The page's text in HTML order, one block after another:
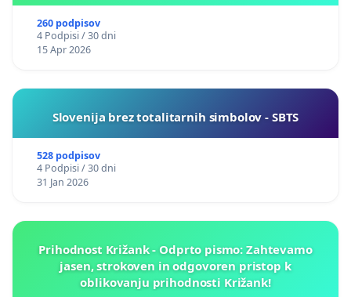
260 podpisov
4 Podpisi / 30 dni
15 Apr 2026
Slovenija brez totalitarnih simbolov - SBTS
528 podpisov
4 Podpisi / 30 dni
31 Jan 2026
Prihodnost Križank - Odprto pismo: Zahtevamo
jasen, strokoven in odgovoren pristop k
oblikovanju prihodnosti Križank!